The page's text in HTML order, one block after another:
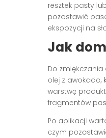
resztek pasty
pozostawić
ekspozycji na
Jak
Do
olej z awokado,
warstwę
fragmentów
Po aplikacji
czym